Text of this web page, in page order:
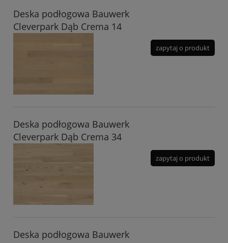
Deska podłogowa Bauwerk
Cleverpark Dąb Crema 14
zapytaj o produkt
Deska podłogowa Bauwerk
Cleverpark Dąb Crema 34
zapytaj o produkt
Deska podłogowa Bauwerk